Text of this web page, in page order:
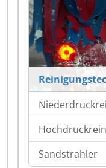
Sandstrahler